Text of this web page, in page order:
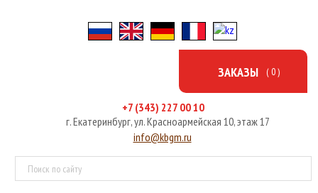
+7 (343) 227 00 10
г. Екатеринбург, ул. Красноармейская 10, этаж 17
info@kbgm.ru
ЗАКАЗЫ ( 0 )